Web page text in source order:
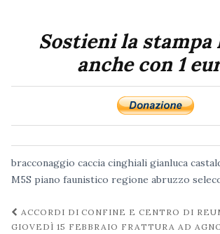
Sostieni la stampa
anche con 1
bracconaggio caccia cinghiali gianluca
M5S piano faunistico regione abruzzo
Navigazione
ACCORDI DI CONFINE E CENTRO DI
GIOVEDÌ 15 FEBBRAIO FRATTURA AD